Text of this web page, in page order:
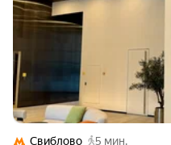
Свиблово
5 мин.